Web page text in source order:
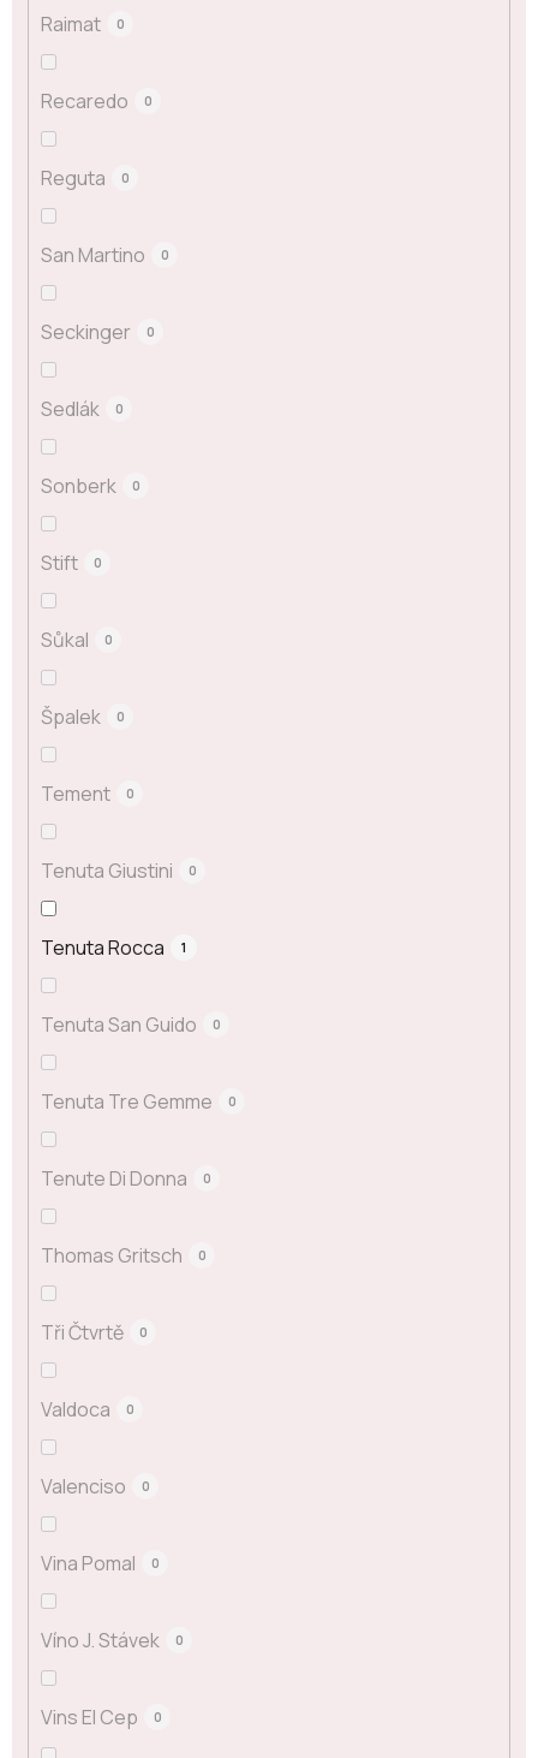
Raimat 0
Recaredo 0
Reguta 0
San Martino 0
Seckinger 0
Sedlák 0
Sonberk 0
Stift 0
Sůkal 0
Špalek 0
Tement 0
Tenuta Giustini 0
Tenuta Rocca 1
Tenuta San Guido 0
Tenuta Tre Gemme 0
Tenute Di Donna 0
Thomas Gritsch 0
Tři Čtvrtě 0
Valdoca 0
Valenciso 0
Vina Pomal 0
Víno J. Stávek 0
Vins El Cep 0